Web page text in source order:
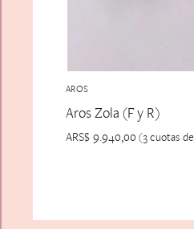
AROS
Aros Zola (F y R)
ARS$9.940,00 (3 cuotas de